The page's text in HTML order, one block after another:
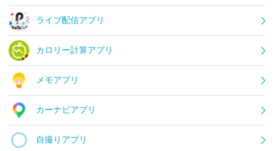
ライブ配信アプリ
カロリー計算アプリ
メモアプリ
カーナビアプリ
自撮りアプリ